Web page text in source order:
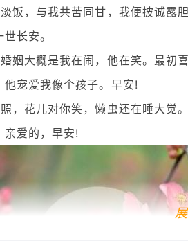
饭，与我共苦同甘，我便披诚露
长安。
姻大概是我在闹，他在笑。最初
他宠爱我像个孩子。早安!
，花儿对你笑，懒虫还在睡大觉
亲爱的，早安!